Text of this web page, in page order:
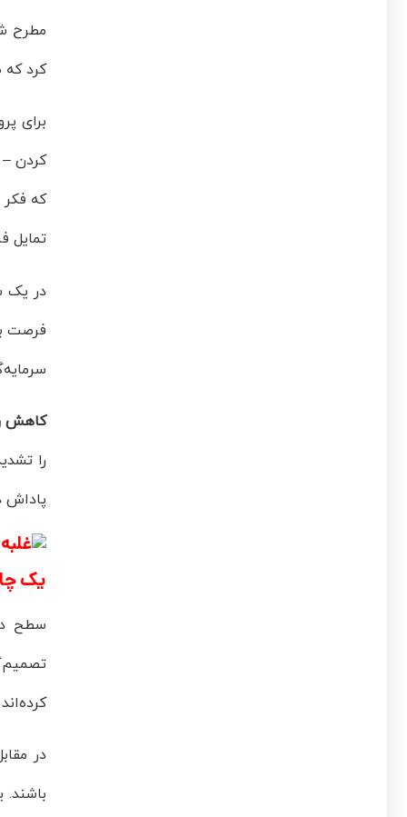
مطرح
کرد که
برای
که
تمایل
کاهش
را
پاداش
یک
سطح
در
باشند.